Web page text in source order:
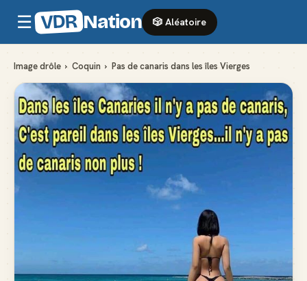
☰ VDR Nation 🎲 Aléatoire
Image drôle › Coquin › Pas de canaris dans les îles Vierges